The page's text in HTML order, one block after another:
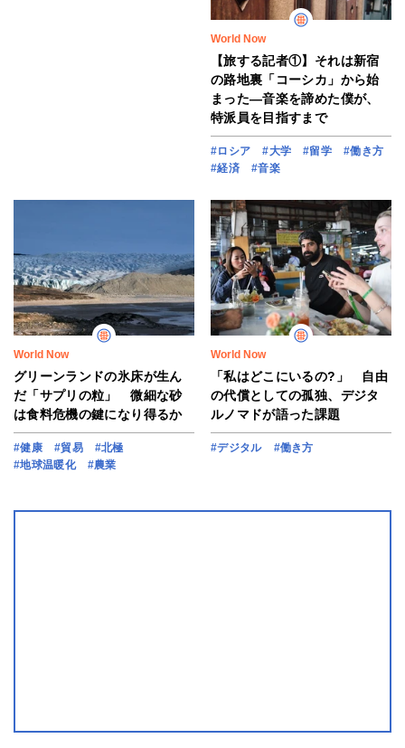
World Now
【旅する記者①】それは新宿
の路地裏「コーシカ」から始
まった―音楽を諦めた僕が、
特派員を目指すまで
#ロシア #大学 #留学
#働き方
#経済
#音楽
World Now
グリーンランドの氷床が生ん
だ「サプリの粒」 微細な砂
は食料危機の鍵になり得るか
#健康 #貿易
#北極
#地球温暖化
#農業
World Now
「私はどこにいるの?」 自由
の代償としての孤独、デジタ
ルノマドが語った課題
#デジタル #働き方